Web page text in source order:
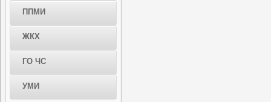
ППМИ
ЖКХ
ГО ЧС
УМИ